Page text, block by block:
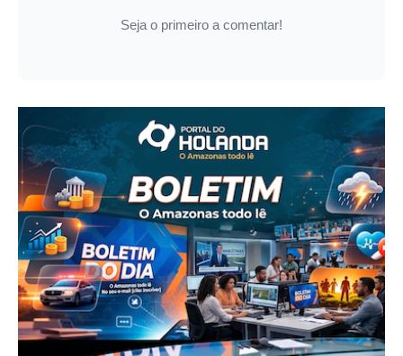
Seja o primeiro a comentar!